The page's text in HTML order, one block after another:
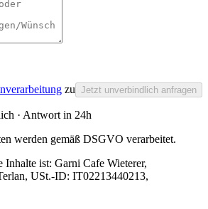
zu Jetzt unverbindlich anfragen
· Antwort in 24h
werden gemäß DSGVO verarbeitet.
Inhalte ist: Garni Cafe Wieterer,
, USt.-ID: IT02213440213,